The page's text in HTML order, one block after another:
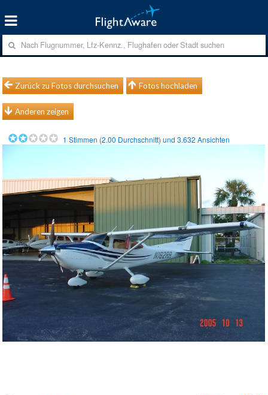
Zurück zu Fotos durchsuchen Fotos hochladen
Anderen zeigen
1 Stimmen (2.00 Durchschnitt) und3.632 Ansichten